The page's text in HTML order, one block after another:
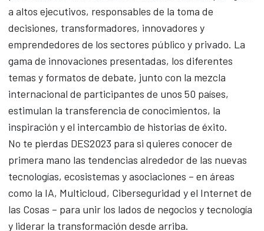
a altos ejecutivos, responsables de la toma de
decisiones, transformadores, innovadores y
emprendedores de los sectores público y privado. La
gama de innovaciones presentadas, los diferentes
temas y formatos de debate, junto con la mezcla
internacional de participantes de unos 50 países,
estimulan la transferencia de conocimientos, la
inspiración y el intercambio de historias de éxito.
No te pierdas DES2023 para si quieres conocer de
primera mano las tendencias alrededor de las nuevas
tecnologías, ecosistemas y asociaciones – en áreas
como la IA, Multicloud, Ciberseguridad y el Internet de
las Cosas – para unir los lados de negocios y tecnología
y liderar la transformación desde arriba.